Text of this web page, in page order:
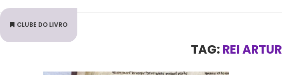
CLUBE DO LIVRO
TAG: REI ARTUR